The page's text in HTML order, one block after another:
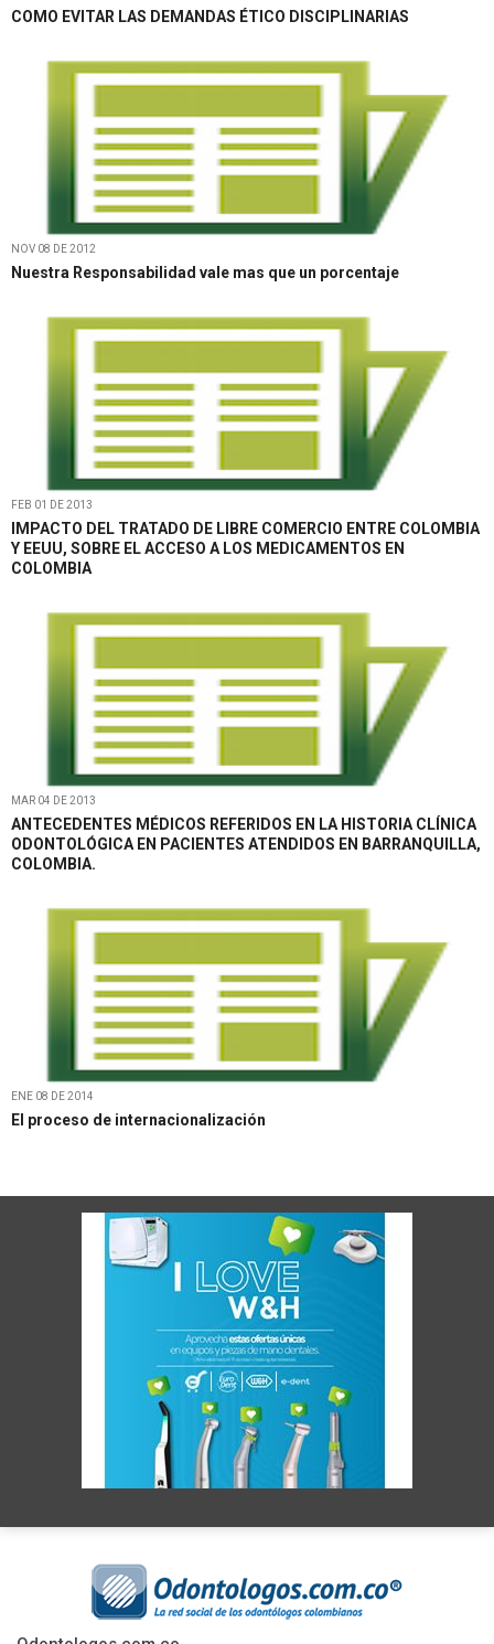
COMO EVITAR LAS DEMANDAS ÉTICO DISCIPLINARIAS
NOV 08 DE 2012
Nuestra Responsabilidad vale mas que un porcentaje
FEB 01 DE 2013
IMPACTO DEL TRATADO DE LIBRE COMERCIO ENTRE COLOMBIA
Y EEUU, SOBRE EL ACCESO A LOS MEDICAMENTOS EN
COLOMBIA
MAR 04 DE 2013
ANTECEDENTES MÉDICOS REFERIDOS EN LA HISTORIA CLÍNICA
ODONTOLÓGICA EN PACIENTES ATENDIDOS EN BARRANQUILLA,
COLOMBIA.
ENE 08 DE 2014
El proceso de internacionalización